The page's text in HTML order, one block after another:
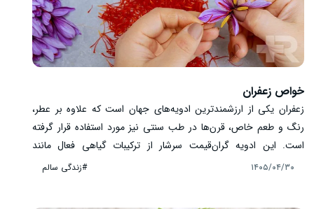
خواص زعفران
زعفران یکی از ارزشمندترین ادویه‌های جهان است که علاوه بر عطر،
رنگ و طعم خاص، قرن‌ها در طب سنتی نیز مورد استفاده قرار گرفته
است. این ادویه گران‌قیمت سرشار از ترکیبات گیاهی فعال مانند
کروسین، سافرانال و کامپفرول است که به دلیل خواص آنتی‌اکسیدانی
۱۴۰۵/۰۴/۳۰ #زندگی سالم